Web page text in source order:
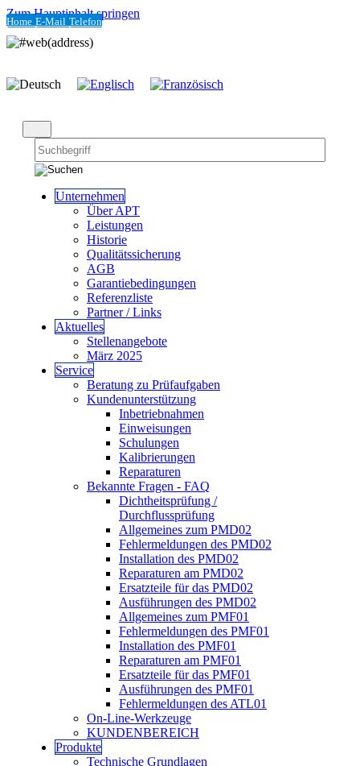
Zum Hauptinhalt springen
Home E-Mail Telefon
Unternehmen
Über APT
Leistungen
Historie
Qualitätssicherung
AGB
Garantiebedingungen
Referenzliste
Partner / Links
Aktuelles
Stellenangebote
März 2025
Service
Beratung zu Prüfaufgaben
Kundenunterstützung
Inbetriebnahmen
Einweisungen
Schulungen
Kalibrierungen
Reparaturen
Bekannte Fragen - FAQ
Dichtheitsprüfung /
Durchflussprüfung
Allgemeines zum PMD02
Fehlermeldungen des PMD02
Installation des PMD02
Reparaturen am PMD02
Ersatzteile für das PMD02
Ausführungen des PMD02
Allgemeines zum PMF01
Fehlermeldungen des PMF01
Installation des PMF01
Reparaturen am PMF01
Ersatzteile für das PMF01
Ausführungen des PMF01
Fehlermeldungen des ATL01
On-Line-Werkzeuge
KUNDENBEREICH
Produkte
Technische Grundlagen